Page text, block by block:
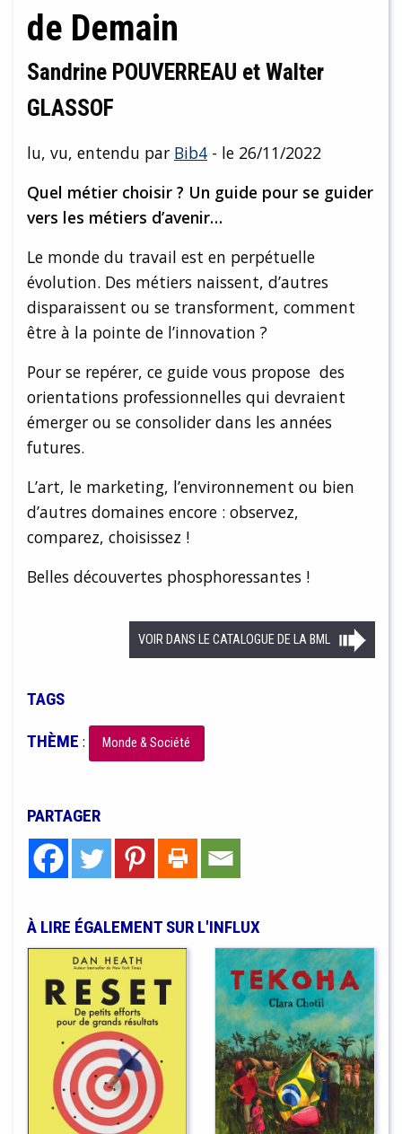
de Demain
Sandrine POUVERREAU et Walter
GLASSOF
lu, vu, entendu par Bib4 - le 26/11/2022
Quel métier choisir ? Un guide pour se guider
vers les métiers d’avenir…
Le monde du travail est en perpétuelle
évolution. Des métiers naissent, d’autres
disparaissent ou se transforment, comment
être à la pointe de l’innovation ?
Pour se repérer, ce guide vous propose des
orientations professionnelles qui devraient
émerger ou se consolider dans les années
futures.
L’art, le marketing, l’environnement ou bien
d’autres domaines encore : observez,
comparez, choisissez !
Belles découvertes phosphoressantes !
VOIR DANS LE CATALOGUE DE LA BML
TAGS
THÈME : Monde & Société
PARTAGER
À LIRE ÉGALEMENT SUR L'INFLUX